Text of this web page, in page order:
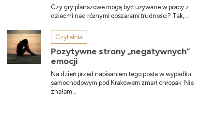
Czy gry planszowe mogą być używane w pracy z
dziećmi nad różnymi obszarami trudności? Tak,...
Czytelnia
Pozytywne strony „negatywnych”
emocji
Na dzień przed napisaniem tego posta w wypadku
samochodowym pod Krakowem zmarł chłopak. Nie
znałam...